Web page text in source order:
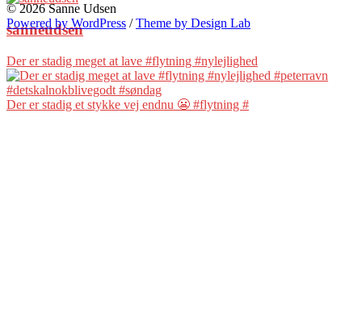
sanneudsen
Der er stadig meget at lave #flytning #nylejlighed
Der er stadig et stykke vej endnu 😬 #flytning #
© 2026 Sanne Udsen
Powered by WordPress /Theme by Design Lab